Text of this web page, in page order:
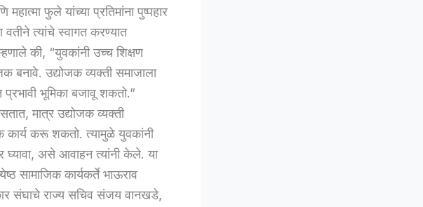
फुले यांच्या प्रतिमांना पुष्पहार
त्यांचे स्वागत करण्यात
की, “युवकांनी उच्च शिक्षण
बनावे. उद्योजक व्यक्ती समाजाला
भूमिका बजावू शकतो.”
मात्र उद्योजक व्यक्ती
करू शकतो. त्यामुळे युवकांनी
घ्यावा, असे आवाहन त्यांनी केले. या
सामाजिक कार्यकर्ते भाऊराव
संघाचे राज्य सचिव संजय वानखडे,